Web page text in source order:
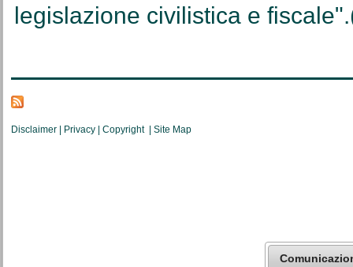
legislazione civilistica e
Disclaimer| Privacy| Copyright | Site Map